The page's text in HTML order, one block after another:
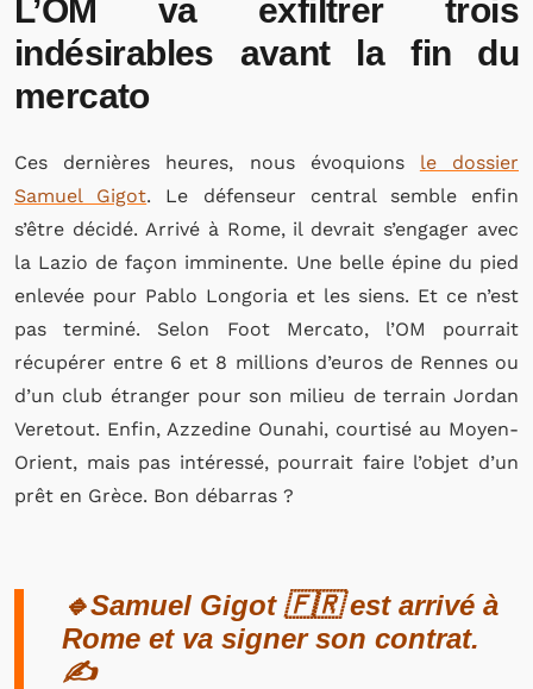
L’OM va exfiltrer trois
indésirables avant la fin du
mercato
Ces dernières heures, nous évoquions le dossier
Samuel Gigot. Le défenseur central semble enfin
s’être décidé. Arrivé à Rome, il devrait s’engager avec
la Lazio de façon imminente. Une belle épine du pied
enlevée pour Pablo Longoria et les siens. Et ce n’est
pas terminé. Selon Foot Mercato, l’OM pourrait
récupérer entre 6 et 8 millions d’euros de Rennes ou
d’un club étranger pour son milieu de terrain Jordan
Veretout. Enfin, Azzedine Ounahi, courtisé au Moyen-
Orient, mais pas intéressé, pourrait faire l’objet d’un
prêt en Grèce. Bon débarras ?
🔹Samuel Gigot 🇫🇷 est arrivé à
Rome et va signer son contrat.
✍️